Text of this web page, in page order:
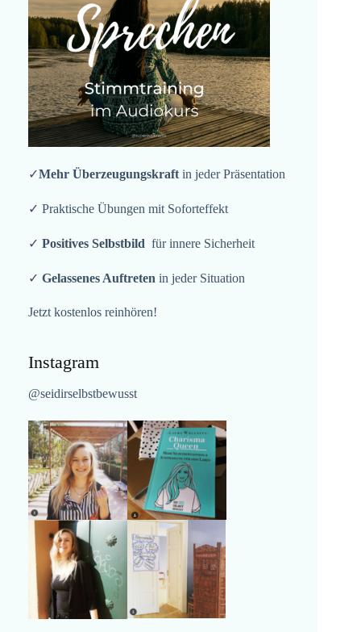
✓Mehr Überzeugungskraft in jeder Präsentation
✓ Praktische Übungen mit Soforteffekt
✓ Positives Selbstbild für innere Sicherheit
✓ Gelassenes Auftreten in jeder Situation
Jetzt kostenlos reinhören!
Instagram
@seidirselbstbewusst